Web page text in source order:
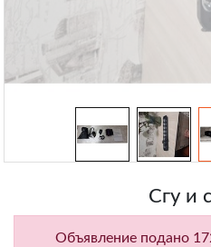
Сгу и
Объявление подано